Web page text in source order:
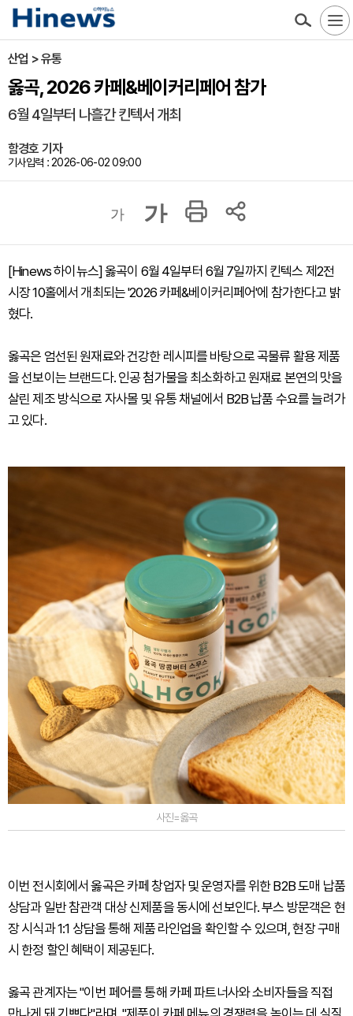
산업 > 유통
옳곡, 2026 카페&베이커리페어 참가
6월 4일부터 나흘간 킨텍서 개최
함경호 기자
기사입력 : 2026-06-02 09:00
가 가
[Hinews 하이뉴스] 옳곡이 6월 4일부터 6월 7일까지 킨텍스 제2전
시장 10홀에서 개최되는 '2026 카페&베이커리페어'에 참가한다고 밝
혔다.
옳곡은 엄선된 원재료와 건강한 레시피를 바탕으로 곡물류 활용 제품
을 선보이는 브랜드다. 인공 첨가물을 최소화하고 원재료 본연의 맛을
살린 제조 방식으로 자사몰 및 유통 채널에서 B2B 납품 수요를 늘려가
고 있다.
사진=옳곡
이번 전시회에서 옳곡은 카페 창업자 및 운영자를 위한 B2B 도매 납품
상담과 일반 참관객 대상 신제품을 동시에 선보인다. 부스 방문객은 현
장 시식과 1:1 상담을 통해 제품 라인업을 확인할 수 있으며, 현장 구매
시 한정 할인 혜택이 제공된다.
옳곡 관계자는 "이번 페어를 통해 카페 파트너사와 소비자들을 직접